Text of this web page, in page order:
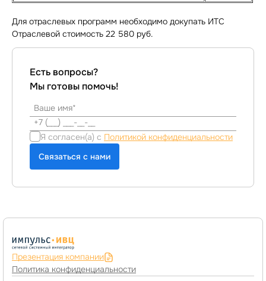
Для отраслевых программ необходимо докупать ИТС
Отраслевой стоимость 22 580 руб.
Есть вопросы?
Мы готовы помочь!
Я согласен(а) с Политикой конфиденциальности
Связаться с нами
Презентация компании
Политика конфиденциальности